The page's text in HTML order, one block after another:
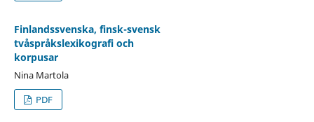
Finlandssvenska, finsk-svensk
tvåspråkslexikografi och
korpusar
Nina Martola
PDF